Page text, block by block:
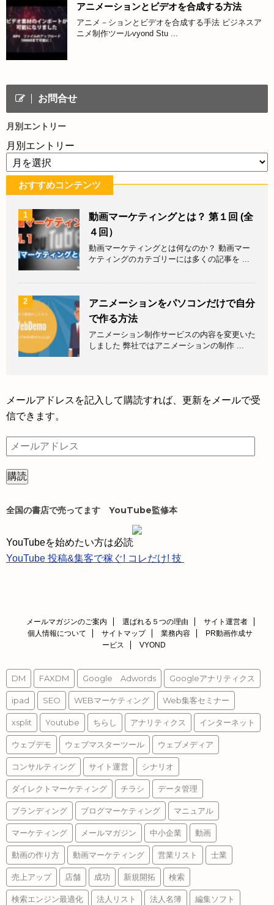
アニメーションとビデオを合成する方法
アニメ－ションとビデオを合成する手法 ビジネスア
ニメ制作ツールvyond Stu ...
お問合せ
月別エントリー
月別エントリー
おすすめコンテンツ
1
動画マーケティングとは？ 第１回 (全
４回）
動画マーケティングとは何なのか？ 動画マー
ケティングのカテゴリーには多くの記事を ...
2
アニメーションをパソコンだけで自分
で作る方法
アニメーション制作サービスの内容を変更いた
しました 弊社ではアニメーションの制作 ...
メールアドレスを記入して購読すれば、更新をメールで受
信できます。
メ
ル
ド
ス
全国の書店で売ってます YouTube監修本
YouTubeを始めたい方は必読
YouTube 投稿&集客で稼ぐ! コレだけ! 技
メールマガジンのご案内 選ばれる５つの理由
サイト運営者
個人情報について
サイトマップ 業務内容
PR動画作成サ
ービス
VYOND
DM FAXDM Google Adwords Googleアナリティクス
ipad SEO WEBマーケティング Web集客セミナー
xsplit Youtube ちらし アナリティクス インターネット
ウェブデモ ウェブマスターツール ウェブメディア
コンサルティング サイト運営 シナリオ
ダイレクトマーケティング チラシ データ管理
ブランディング ブログマーケティング マニュアル
マーケティング メールマガジン 中小企業 動画
動画の作り方 動画マーケティング 営業リスト 士業
売上アップ 店舗 成功 新規開拓 検索
検索エンジン最適化 法人リスト 法人名簿 編集ソフト